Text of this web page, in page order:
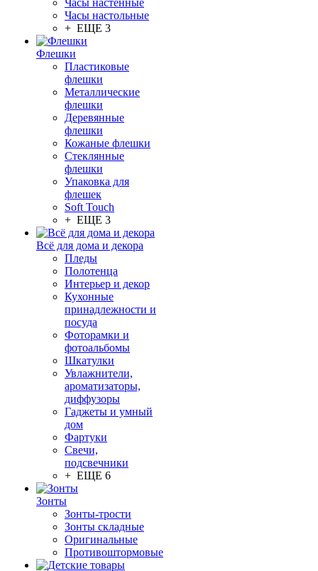
Часы настенные
Часы настольные
+ ЕЩЕ 3
Флешки
Пластиковые
флешки
Металлические
флешки
Деревянные
флешки
Кожаные флешки
Стеклянные
флешки
Упаковка для
флешек
Soft Touch
+ ЕЩЕ 3
Всё для дома и декора
Пледы
Полотенца
Интерьер и декор
Кухонные
принадлежности и
посуда
Фоторамки и
фотоальбомы
Шкатулки
Увлажнители,
ароматизаторы,
диффузоры
Гаджеты и умный
дом
Фартуки
Свечи,
подсвечники
+ ЕЩЕ 6
Зонты
Зонты-трости
Зонты складные
Оригинальные
Противоштормовые